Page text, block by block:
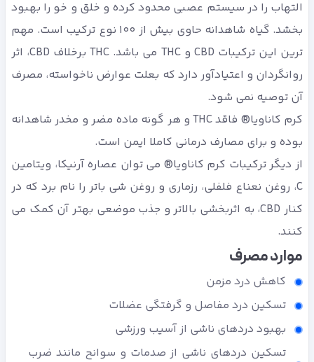
التهاب را در سیستم عصبی محدود کرده و خلق و خو را بهبود
بخشد. گیاه شاهدانه حاوی بیش از 100 نوع ترکیب است. مهم
ترین این ترکیبات CBD و THC می باشد. THC برخلاف CBD، اثر
روانگردان و اعتیادآور دارد که بعلت عوارض ناخواسته، مصرف
آن توصیه نمی شود.
کرم کاناویا® فاقد THC و هر گونه ماده مضر و مخدر شاهدانه
بوده و برای مصارف درمانی کاملا ایمن است.
از دیگر ترکیبات کرم کاناویا® می توان عصاره آرنیکا، ویتامین
C، روغن نعناع فلفلی، رزماری و روغن شی باتر را نام برد که در
کنار CBD، به اثربخشی بالاتر و جذب موضعی بهتر آن کمک می
کنند.
موارد مصرف
کاهش درد مزمن
تسکین درد مفاصل و گرفتگی عضلات
بهبود دردهای ناشی از آسیب ورزشی
تسکین دردهای ناشی از صدمات و سوانح مانند ضرب